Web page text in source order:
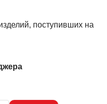
поступивших на